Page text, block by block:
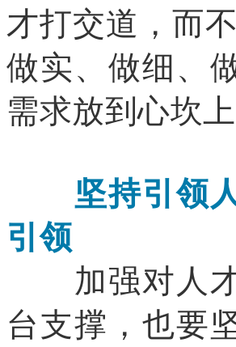
才打交道，而
做实、做细、
需求放到心坎
坚持引领人
引领
加强对人才
台支撑，也要